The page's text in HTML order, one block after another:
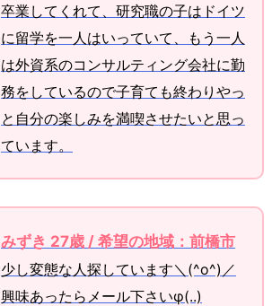
卒業してくれて、研究職の子はドイツ
に留学を一人はいっていて、もう一人
は外資系のコンサルティング会社に勤
務をしているので子育ても終わりやっ
と自分の楽しみを満喫させたいと思っ
ています。
みずき 27歳 / 希望の地域：前橋市
少し変態な人探しています＼(^o^)／
興味あったらメール下さいφ(..)